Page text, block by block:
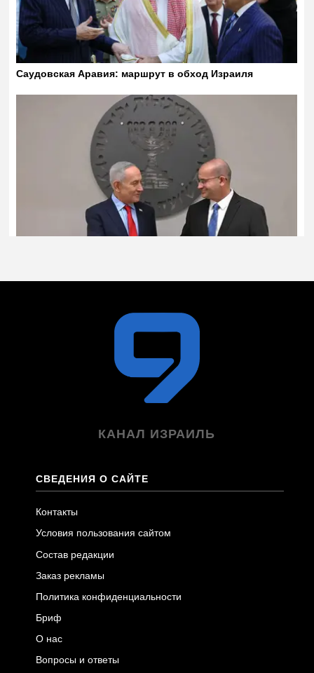
КАНАЛ ИЗРАИЛЬ
СВЕДЕНИЯ О САЙТЕ
Контакты
Условия пользования сайтом
Состав редакции
Заказ рекламы
Политика конфиденциальности
Бриф
О нас
Вопросы и ответы